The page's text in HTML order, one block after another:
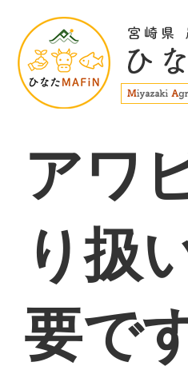
アワ
り扱
要で